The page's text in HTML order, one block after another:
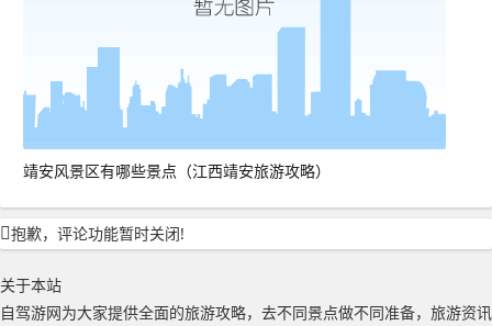
靖安风景区有哪些景点（江西靖安旅游攻略）
抱歉，评论功能暂时关闭!
关于本站
自驾游网为大家提供全面的旅游攻略，去不同景点做不同准备，旅游资讯